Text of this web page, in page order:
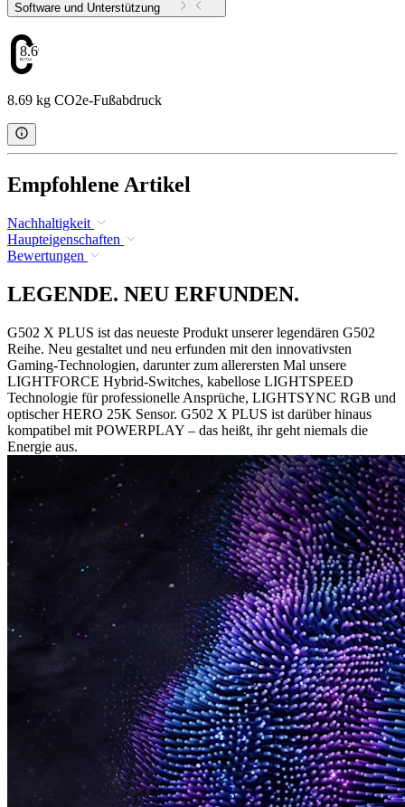
Software und Unterstützung
8.69
8.69 kg CO2e-Fußabdruck
Empfohlene Artikel
Nachhaltigkeit
Haupteigenschaften
Bewertungen
LEGENDE. NEU ERFUNDEN.
G502 X PLUS ist das neueste Produkt unserer legendären G502
Reihe. Neu gestaltet und neu erfunden mit den innovativsten
Gaming-Technologien, darunter zum allerersten Mal unsere
LIGHTFORCE Hybrid-Switches, kabellose LIGHTSPEED
Technologie für professionelle Ansprüche, LIGHTSYNC RGB und
optischer HERO 25K Sensor. G502 X PLUS ist darüber hinaus
kompatibel mit POWERPLAY – das heißt, ihr geht niemals die
Energie aus.